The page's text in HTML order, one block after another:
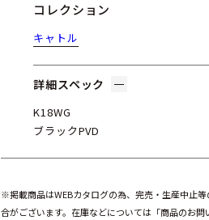
コレクション
キャトル
詳細スペック
K18WG
ブラックPVD
※掲載商品はWEBカタログの為、完売・生産中止
合がございます。在庫などについては「商品のお